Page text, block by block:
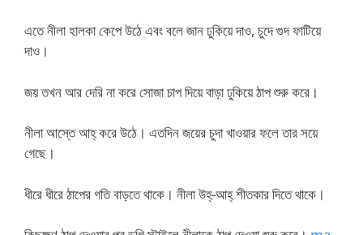
এতে নীলা হালকা কেপে উঠে এবং বলে জান ঢুকিয়ে দাও, চুদে গুদ ফাটিয়ে
দাও।
জয় তখন আর দেরি না করে সোজা চাপ দিয়ে বাড়া ঢুকিয়ে ঠাপ শুরু করে।
নীলা আস্তে আহ্ করে উঠে। এতদিন জয়ের চুদা খাওয়ার ফলে তার সয়ে
গেছে।
ধীরে ধীরে ঠাপের গতি বাড়তে থাকে। নীলা উহ্-আহ্ শীতকার দিতে থাকে।